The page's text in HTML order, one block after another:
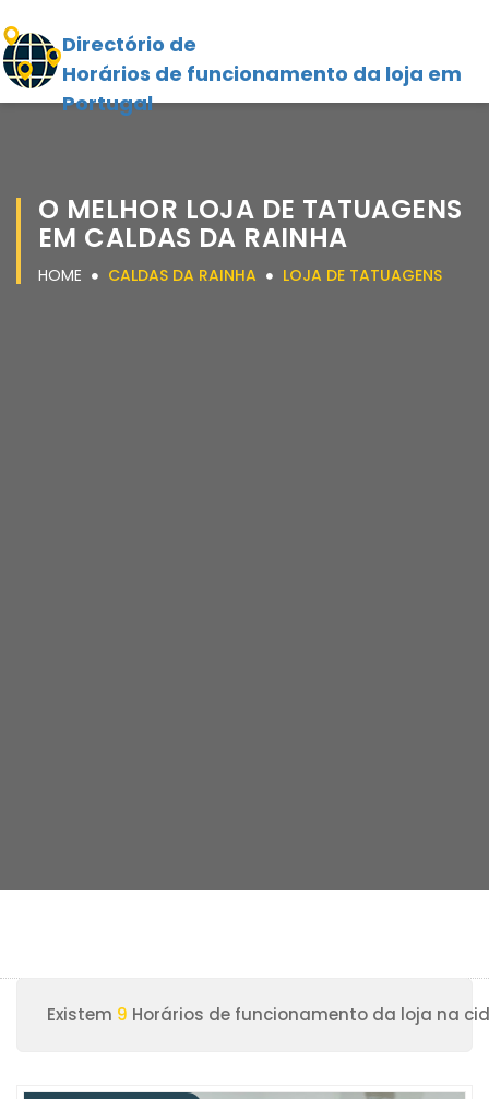
Directório de
Horários de funcionamento da loja em
Portugal
O MELHOR LOJA DE TATUAGENS
EM CALDAS DA RAINHA
HOME CALDAS DA RAINHA LOJA DE TATUAGENS
Existem 9 Horários de funcionamento da loja na